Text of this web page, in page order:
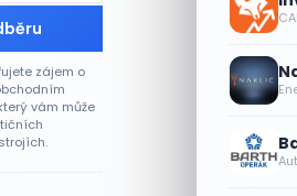
zájem o
vám může